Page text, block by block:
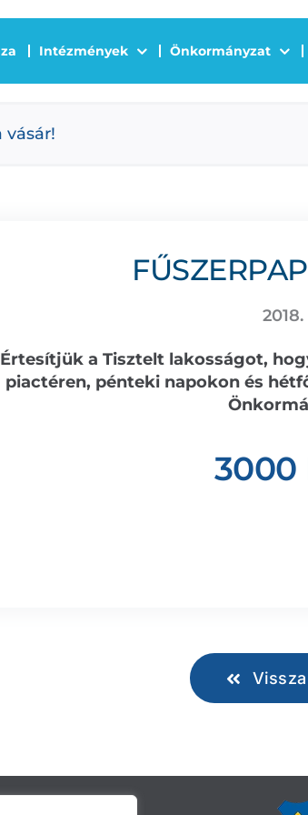
Intézmények Önkormányzat
vásár!
2018.
Értesítjük a Tisztelt lakosságot,
piactéren, pénteki napokon és
3000